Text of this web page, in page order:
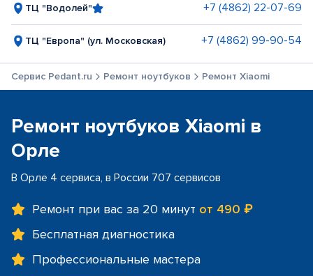
ТЦ "Водолей" +7 (4862) 22-07-69
ТЦ "Европа" (ул. Московская) +7 (4862) 99-90-54
Сервис Pedant.ru Ремонт ноутбуков Ремонт Xiaomi
Ремонт ноутбуков Xiaomi в
Орле
В Орле 4 сервиса, в России 707 сервисов
Ремонт при вас за 20 минут от 490 ₽
Бесплатная диагностика
Профессиональные мастера